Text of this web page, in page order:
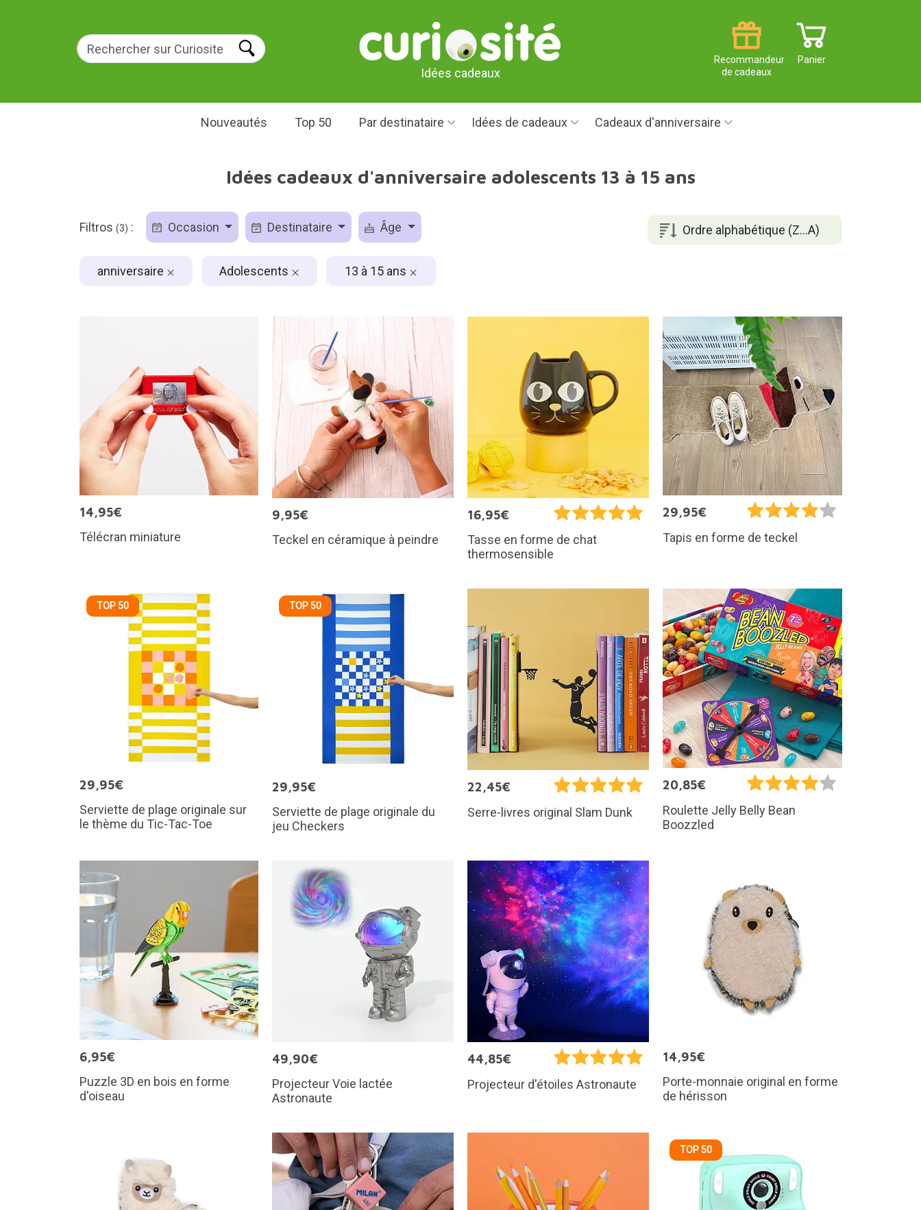
Idées cadeaux
Panier
Recommandeur
de cadeaux
Nouveautés Top 50 Par destinataire Idées de cadeaux Cadeaux d'anniversaire
Idées cadeaux d'anniversaire adolescents 13 à 15 ans
Ordre alphabétique (Z...A)
Filtros (3) : Occasion Destinataire Âge
anniversaire Adolescents 13 à 15 ans
14,95€
Télécran miniature
9,95€
Teckel en céramique à peindre
16,95€
Tasse en forme de chat
thermosensible
29,95€
Tapis en forme de teckel
TOP 50
29,95€
Serviette de plage originale sur
le thème du Tic-Tac-Toe
TOP 50
29,95€
Serviette de plage originale du
jeu Checkers
22,45€
Serre-livres original Slam Dunk
20,85€
Roulette Jelly Belly Bean
Boozzled
6,95€
Puzzle 3D en bois en forme
d'oiseau
49,90€
Projecteur Voie lactée
Astronaute
44,85€
Projecteur d'étoiles Astronaute
14,95€
Porte-monnaie original en forme
de hérisson
TOP 50